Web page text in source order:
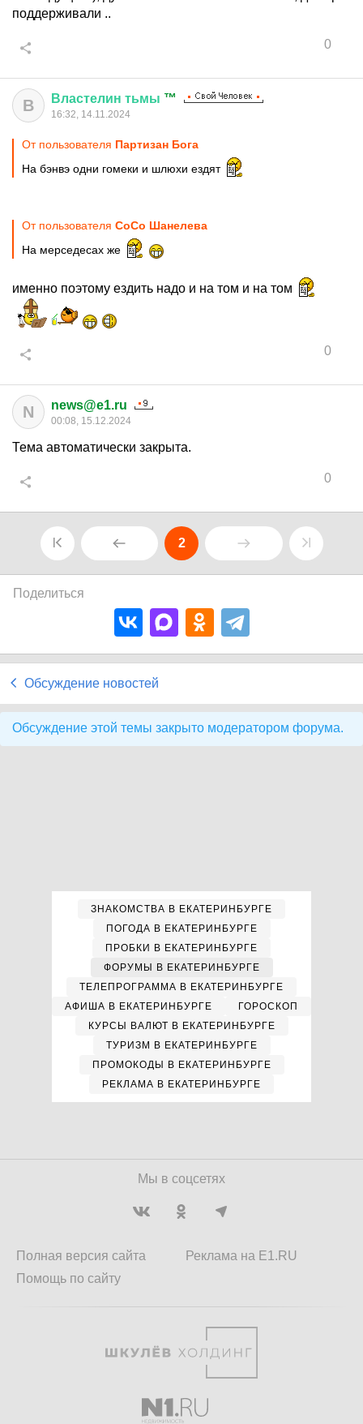
поддерживали ..
0
В Властелин тьмы ™
16:32, 14.11.2024
От пользователя Партизан Бога
На бэнвэ одни гомеки и шлюхи ездят
От пользователя CoCo Шанелева
На мерседесах же
именно поэтому ездить надо и на том и на том
0
N news@e1.ru
00:08, 15.12.2024
Тема автоматически закрыта.
0
2
Поделиться
Обсуждение новостей
Обсуждение этой темы закрыто модератором форума.
ЗНАКОМСТВА В ЕКАТЕРИНБУРГЕ
ПОГОДА В ЕКАТЕРИНБУРГЕ
ПРОБКИ В ЕКАТЕРИНБУРГЕ
ФОРУМЫ В ЕКАТЕРИНБУРГЕ
ТЕЛЕПРОГРАММА В ЕКАТЕРИНБУРГЕ
АФИША В ЕКАТЕРИНБУРГЕ
ГОРОСКОП
КУРСЫ ВАЛЮТ В ЕКАТЕРИНБУРГЕ
ТУРИЗМ В ЕКАТЕРИНБУРГЕ
ПРОМОКОДЫ В ЕКАТЕРИНБУРГЕ
РЕКЛАМА В ЕКАТЕРИНБУРГЕ
Мы в соцсетях
Полная версия сайта
Помощь по сайту
Реклама на E1.RU